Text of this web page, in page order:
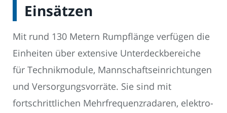
Einsätzen
Mit rund 130 Metern Rumpflänge verfügen die
Einheiten über extensive Unterdeckbereiche
für Technikmodule, Mannschaftseinrichtungen
und Versorgungsvorräte. Sie sind mit
fortschrittlichen Mehrfrequenzradaren, elektro-